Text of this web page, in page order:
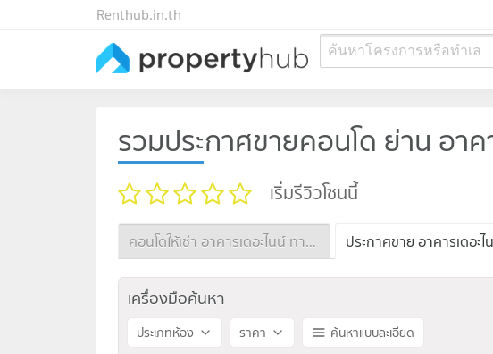
Renthub.in.th
ค้นหาโครงการหรือทำเล
รวมประกาศขายคอนโด ย่าน อาค
เริ่มรีวิวโซนนี้
คอนโดให้เช่า อาคารเดอะไนน์ ทาวเวอร์
เครื่องมือค้นหา
ประเภทห้อง ราคา ค้นหาแบบละเอียด